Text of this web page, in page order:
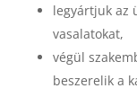
legyártjuk az
vasalatokat,
végül
beszerelik a